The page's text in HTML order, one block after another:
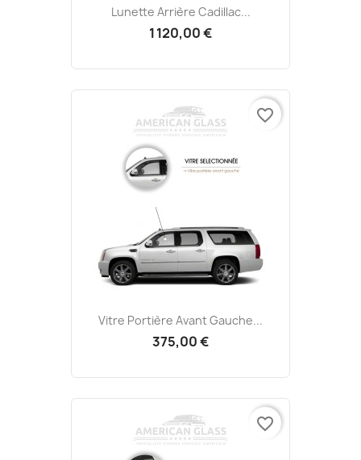
Lunette Arrière Cadillac...
1 120,00 €
Vitre Portière Avant Gauche...
375,00 €
favorite_border
favorite_border